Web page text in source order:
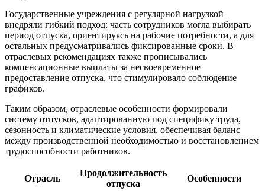
Государственные учреждения с регулярной нагрузкой
внедряли гибкий подход: часть сотрудников могла выбирать
период отпуска, ориентируясь на рабочие потребности, а для
остальных предусматривались фиксированные сроки. В
отраслевых рекомендациях также прописывались
компенсационные выплаты за несвоевременное
предоставление отпуска, что стимулировало соблюдение
графиков.
Таким образом, отраслевые особенности формировали
систему отпусков, адаптированную под специфику труда,
сезонность и климатические условия, обеспечивая баланс
между производственной необходимостью и восстановлением
трудоспособности работников.
Отрасль
Продолжительность
отпуска
Особенности